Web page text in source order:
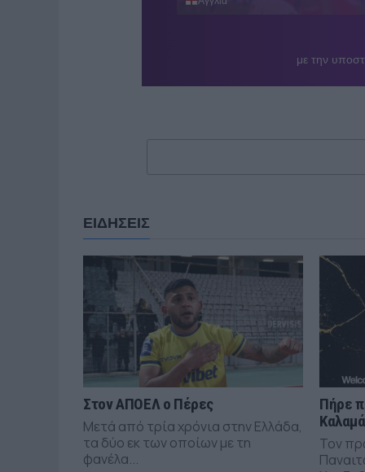
ΕΙΔΗΣΕΙΣ
Στον ΑΠΟΕΛ ο Πέρες
Μετά από τρία χρόνια στην Ελλάδα,
τα δύο εκ των οποίων με τη
φανέλα...
Πήρε
Τον